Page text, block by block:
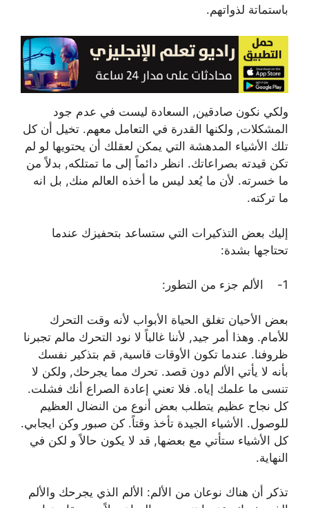
باستماتة لذواتهم.
ولكي نكون صادقين, السعادة ليست في عدم جود
المشكلات, ولكنها القدرة في التعامل معهم. تخيل أن كل
تلك الأشياء المدهشة التي يمكن لعقلك أن يحتويها لو لم
تكن قيدته بصراعاتك. انظر دائماً إلى ما تمتلكه, بدلاً من
ما خسرته. لأن ما يُعد ليس ما أخذه العالم منك, بل انه
ما تركته.
إليك بعض التذكيرات التي ستساعد بتحفيزك عندما
تحتاجها بشدة:
1- الألم جزء من التطور:
بعض الأحيان تغلق الحياة الأبواب لأنه وقت التحرك
للأمام. وهذا أمر جيد, لأننا غالباً لا نود التحرك مالم تجبرنا
ظروفنا. عندما تكون الأوقات قاسية, قم بتذكير نفسك
بأنه لا يأتي الألم دون قصد. تحرك مما يجرحك, ولكن لا
تنسى ما علمك إياه. فلا تعني إعادة الصراع أنك فشلت.
كل نجاح عظيم يتطلب بعض أنوع من النضال العظيم
للوصول. الأشياء الجيدة تأخذ وقتاً. كن صبور وكن ايجابي.
كل الأشياء ستأتي مع بعضها, قد لا يكون حالاً و لكن في
النهاية.
تذكر أن هناك نوعان من الألم: الألم الذي يجرحك والألم